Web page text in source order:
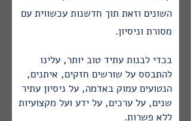
השונים וזאת תוך חדשנות עכשווית עם
מסורת וניסיון.
בכדי לבנות עתיד טוב יותר, עלינו
להתבסס על שורשים חזקים, איתנים,
הנטועים עמוק באדמה, על ניסיון עתיר
שנים, על ערכים, על ידע ועל מקצועיות
ללא פשרות.